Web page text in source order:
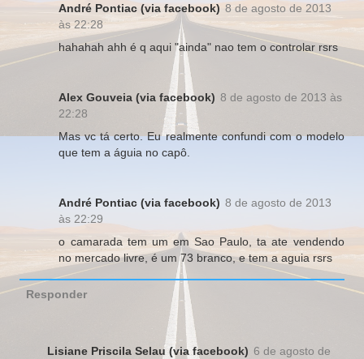
André Pontiac (via facebook) 8 de agosto de 2013
às 22:28
hahahah ahh é q aqui "ainda" nao tem o controlar rsrs
Alex Gouveia (via facebook) 8 de agosto de 2013 às
22:28
Mas vc tá certo. Eu realmente confundi com o modelo
que tem a águia no capô.
André Pontiac (via facebook) 8 de agosto de 2013
às 22:29
o camarada tem um em Sao Paulo, ta ate vendendo
no mercado livre, é um 73 branco, e tem a aguia rsrs
Responder
Lisiane Priscila Selau (via facebook) 6 de agosto de